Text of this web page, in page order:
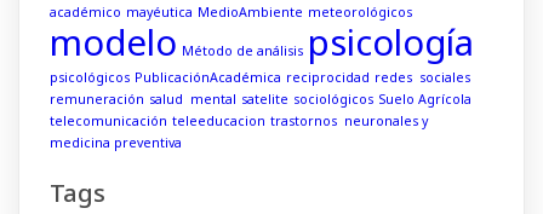
académico mayéutica MedioAmbiente meteorológicos
modelo Método de análisis psicología
psicológicos PublicaciónAcadémica reciprocidad redes sociales
remuneración salud mental satelite sociológicos Suelo Agrícola
telecomunicación teleeducacion trastornos neuronales y
medicina preventiva
Tags